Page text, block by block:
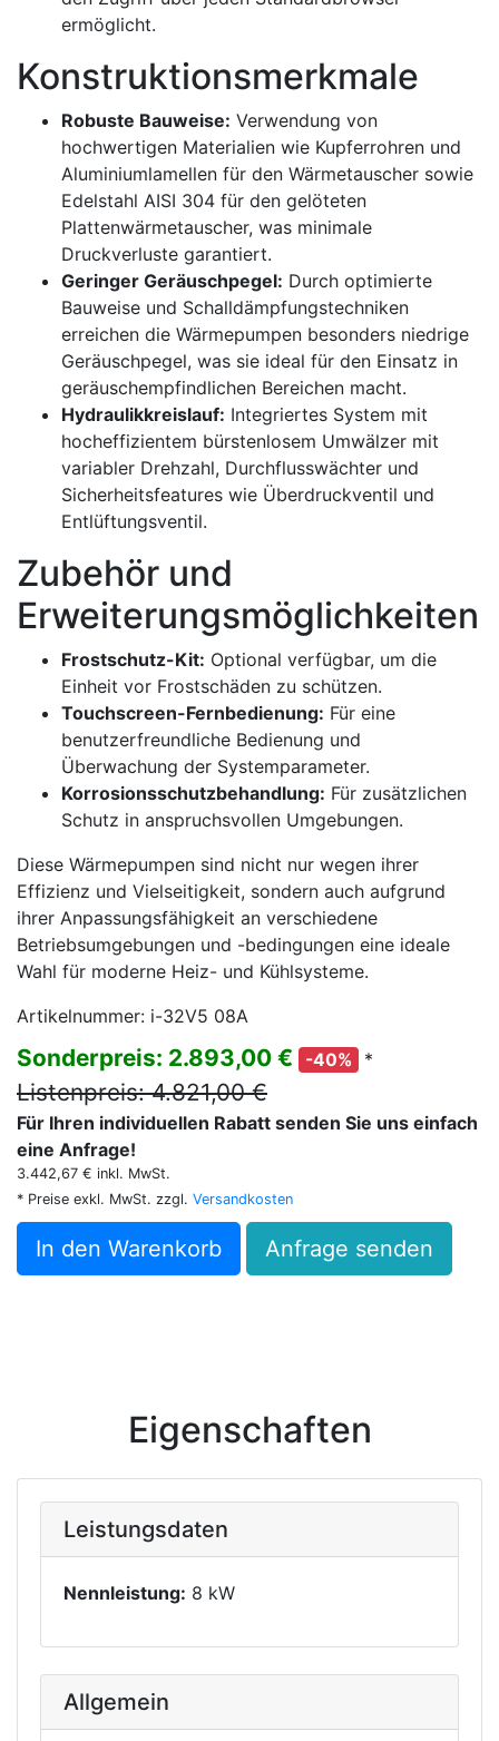
ermöglicht.
Konstruktionsmerkmale
Robuste Bauweise: Verwendung von
hochwertigen Materialien wie Kupferrohren und
Aluminiumlamellen für den Wärmetauscher sowie
Edelstahl AISI 304 für den gelöteten
Plattenwärmetauscher, was minimale
Druckverluste garantiert.
Geringer Geräuschpegel: Durch optimierte
Bauweise und Schalldämpfungstechniken
erreichen die Wärmepumpen besonders niedrige
Geräuschpegel, was sie ideal für den Einsatz in
geräuschempfindlichen Bereichen macht.
Hydraulikkreislauf: Integriertes System mit
hocheffizientem bürstenlosem Umwälzer mit
variabler Drehzahl, Durchflusswächter und
Sicherheitsfeatures wie Überdruckventil und
Entlüftungsventil.
Zubehör und
Erweiterungsmöglichkeiten
Frostschutz-Kit: Optional verfügbar, um die
Einheit vor Frostschäden zu schützen.
Touchscreen-Fernbedienung: Für eine
benutzerfreundliche Bedienung und
Überwachung der Systemparameter.
Korrosionsschutzbehandlung: Für zusätzlichen
Schutz in anspruchsvollen Umgebungen.
Diese Wärmepumpen sind nicht nur wegen ihrer
Effizienz und Vielseitigkeit, sondern auch aufgrund
ihrer Anpassungsfähigkeit an verschiedene
Betriebsumgebungen und -bedingungen eine ideale
Wahl für moderne Heiz- und Kühlsysteme.
Artikelnummer: i-32V5 08A
Sonderpreis: 2.893,00 € -40% *
Listenpreis: 4.821,00 €
Für Ihren individuellen Rabatt senden Sie uns einfach
eine Anfrage!
3.442,67 € inkl. MwSt.
* Preise exkl. MwSt. zzgl. Versandkosten
In den Warenkorb Anfrage senden
Eigenschaften
Leistungsdaten
Nennleistung: 8 kW
Allgemein